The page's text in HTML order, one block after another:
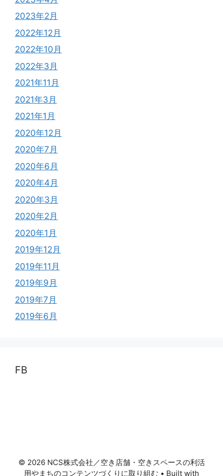
2023年2月
2022年12月
2022年10月
2022年3月
2021年11月
2021年3月
2021年1月
2020年12月
2020年7月
2020年6月
2020年4月
2020年3月
2020年2月
2020年1月
2019年12月
2019年11月
2019年9月
2019年7月
2019年6月
FB
© 2026 NCS株式会社／空き店舗・空きスペースの利活
用やまちのコンテンツづくりに取り組む • Built with